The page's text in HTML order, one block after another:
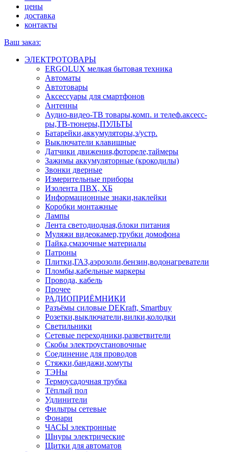
цены
доставка
контакты
Ваш заказ:
ЭЛЕКТРОТОВАРЫ
ERGOLUX мелкая бытовая техника
Автоматы
Автотовары
Аксессуары для смартфонов
Антенны
Аудио-видео-ТВ товары,комп. и телеф.аксесс-
ры,ТВ-тюнеры,ПУЛЬТЫ
Батарейки,аккумуляторы,з/устр.
Выключатели клавишные
Датчики движения,фотореле,таймеры
Зажимы аккумуляторные (крокодилы)
Звонки дверные
Измерительные приборы
Изолента ПВХ, ХБ
Информационные знаки,наклейки
Коробки монтажные
Лампы
Лента светодиодная,блоки питания
Муляжи видеокамер,трубки домофона
Пайка,смазочные материалы
Патроны
Плитки,ГАЗ,аэрозоли,бензин,водонагреватели
Пломбы,кабельные маркеры
Провода, кабель
Прочее
РАДИОПРИЁМНИКИ
Разъёмы силовые DEKraft, Smartbuy
Розетки,выключатели,вилки,колодки
Светильники
Сетевые переходники,разветвители
Скобы электроустановочные
Соединение для проводов
Стяжки,бандажи,хомуты
ТЭНы
Термоусадочная трубка
Тёплый пол
Удлинители
Фильтры сетевые
Фонари
ЧАСЫ электронные
Шнуры электрические
Щитки для автоматов